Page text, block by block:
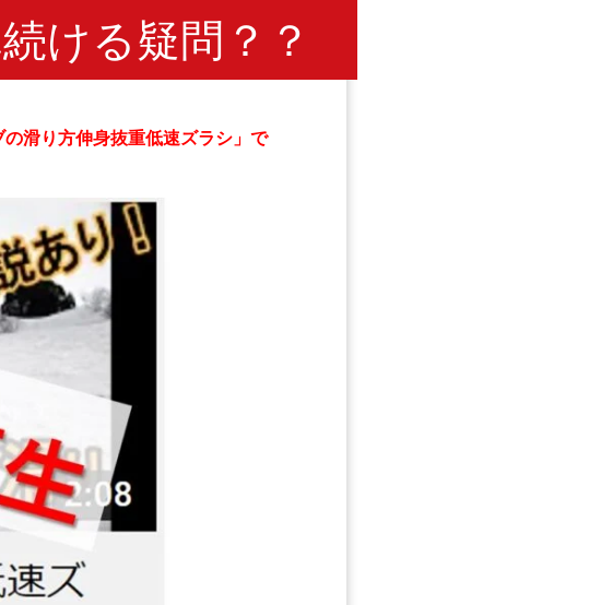
ける疑問？？
滑り方伸身抜重低速ズラシ」で